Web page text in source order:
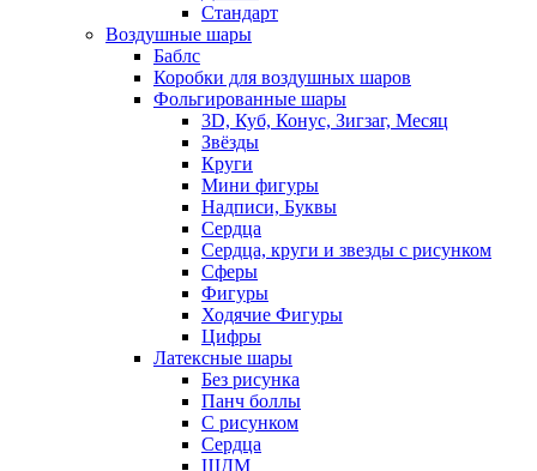
Стандарт
Воздушные шары
Баблс
Коробки для воздушных шаров
Фольгированные шары
3D, Куб, Конус, Зигзаг, Месяц
Звёзды
Круги
Мини фигуры
Надписи, Буквы
Сердца
Сердца, круги и звезды с рисунком
Сферы
Фигуры
Ходячие Фигуры
Цифры
Латексные шары
Без рисунка
Панч боллы
С рисунком
Сердца
ШДМ